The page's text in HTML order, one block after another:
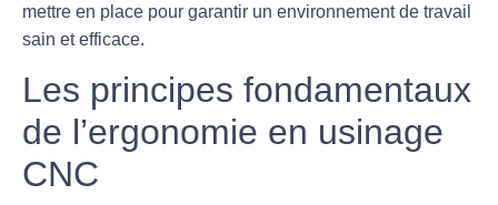
mettre en place pour garantir un environnement de travail
sain et efficace.
Les principes fondamentaux
de l’ergonomie en usinage
CNC